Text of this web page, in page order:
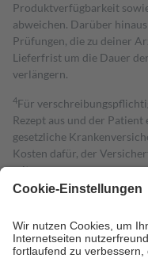
Produktverfügbarkeit
abweichen. Darüber
Prüfungen, die zu deiner
Lieferfrist um die Dauer
verlängern.
4Für
Rezept aus und der
gesetzliche
Kosten dafür, der
mit.
Grundsätzlich leisten
höchstens zehn Euro.
Es
Kosten der Leistung zu
Diese Regeln gelten